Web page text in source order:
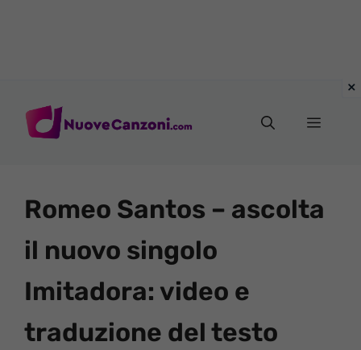
Menu
Romeo Santos – ascolta
il nuovo singolo
Imitadora: video e
traduzione del testo